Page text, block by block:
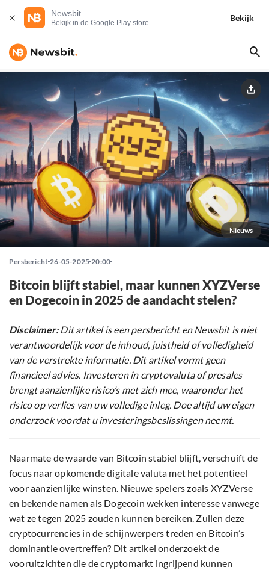
Newsbit
Bekijk in de Google Play store
Bekijk
Nieuws
Persbericht 26-05-2025 20:00
Bitcoin blijft stabiel, maar kunnen XYZVerse
en Dogecoin in 2025 de aandacht stelen?
Disclaimer:Dit artikel is een persbericht en Newsbit is niet
verantwoordelijk voor de inhoud, juistheid of volledigheid
van de verstrekte informatie. Dit artikel vormt geen
financieel advies. Investeren in cryptovaluta of presales
brengt aanzienlijke risico’s met zich mee, waaronder het
risico op verlies van uw volledige inleg. Doe altijd uw eigen
onderzoek voordat u investeringsbeslissingen neemt.
Naarmate de waarde van Bitcoin stabiel blijft, verschuift de
focus naar opkomende digitale valuta met het potentieel
voor aanzienlijke winsten. Nieuwe spelers zoals XYZVerse
en bekende namen als Dogecoin wekken interesse vanwege
wat ze tegen 2025 zouden kunnen bereiken. Zullen deze
cryptocurrencies in de schijnwerpers treden en Bitcoin’s
dominantie overtreffen? Dit artikel onderzoekt de
vooruitzichten die de cryptomarkt ingrijpend kunnen